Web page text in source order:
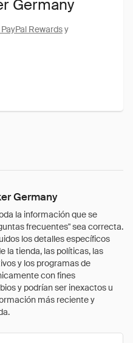
Germany
Rewardsy
Germany
la información que se
frecuentes" sea correcta.
los detalles específicos
la tienda, las políticas, las
y los programas de
con fines
y podrían ser inexactos u
más reciente y